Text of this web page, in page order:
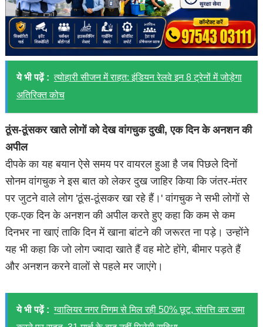
ये भी पढ़ें : त्योहारी सीजन में राहत: इंडियन रेलवे इन 8 ट्रेनों में जोड़ेगा
अतिरिक्त कोच
ठूंस-ठूंसकर खाते लोगों को देख वांगचुक दुखी, एक दिन के अनशन की
अपील
दीपके का यह बयान ऐसे समय पर वायरल हुआ है जब पिछले दिनों
सोनम वांगचुक ने इस बात को लेकर दुख जाहिर किया कि जंतर-मंतर
पर जुटने वाले लोग 'ठूंस-ठूंसकर खा रहे हैं।' वांगचुक ने सभी लोगों से
एक-एक दिन के अनशन की अपील करते हुए कहा कि कम से कम
दिनभर ना खाएं ताकि दिन में खाना बांटने की जरूरत ना पड़े। उन्होंने
यह भी कहा कि जो लोग ज्यादा खाते हैं वह मोटे होंगे, बीमार पड़ते हैं
और अनशन करने वालों से पहले मर जाएंगे।
ये भी पढ़ें : ग्वालियर नगर निगम से मिल रही 50% छूट, संपत्ति कर जमा